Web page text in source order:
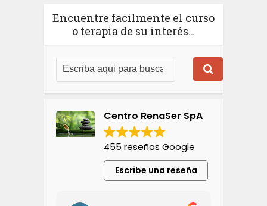
Encuentre facilmente el curso
o terapia de su interés…
Centro RenaSer SpA
455 reseñas Google
Escribe una reseña